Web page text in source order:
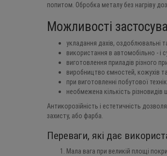
попитом. Обробка металу без нагріву
Можливості
укладання дахів, оздоблювальні
використання в автомобільно - і
виготовлення приладів різного
виробництво ємностей, кожухів
при виготовленні побутової
необмежена кількість
Антикорозійність і естетичність
захисту, або фарба.
Переваги, які дає
Мала вага при великій площі